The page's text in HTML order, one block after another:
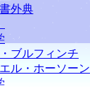
外典
ブルフィンチ
ル・ホーソーン